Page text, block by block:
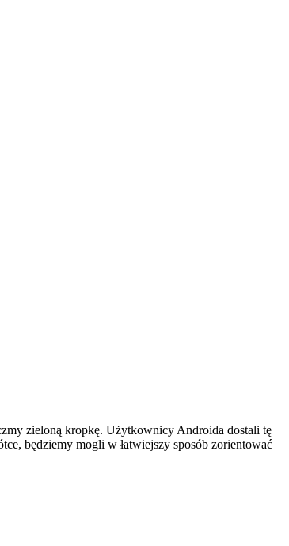
zieloną kropkę. Użytkownicy Androida dostali tę
będziemy mogli w łatwiejszy sposób zorientować